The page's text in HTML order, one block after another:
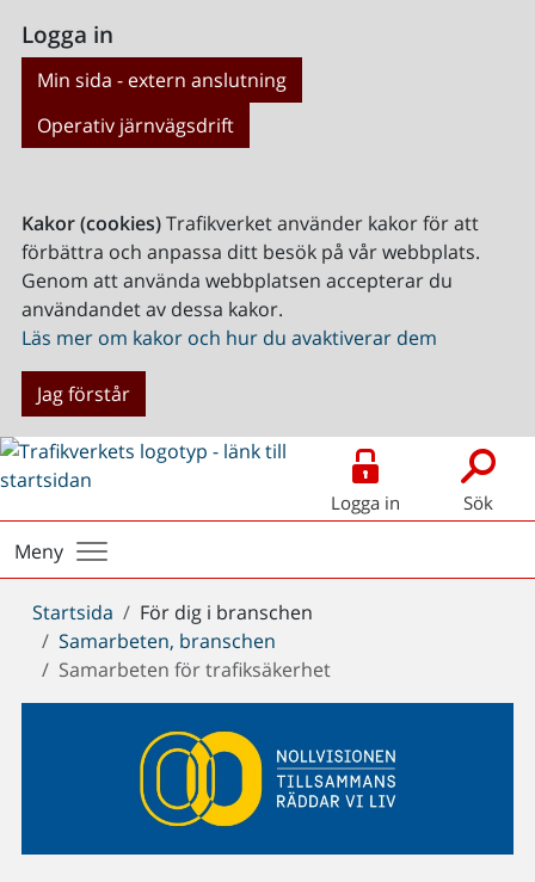
Logga in
Min sida - extern anslutning
Operativ järnvägsdrift
Kakor (cookies)Trafikverket använder kakor för att
förbättra och anpassa ditt besök på vår webbplats.
Genom att använda webbplatsen accepterar du
användandet av dessa kakor.
Läs mer om kakor och hur du avaktiverar dem
Jag förstår
Logga in Sök
Meny
Du
är
här:
Startsida
För dig i branschen
Samarbeten, branschen
Samarbeten för trafiksäkerhet